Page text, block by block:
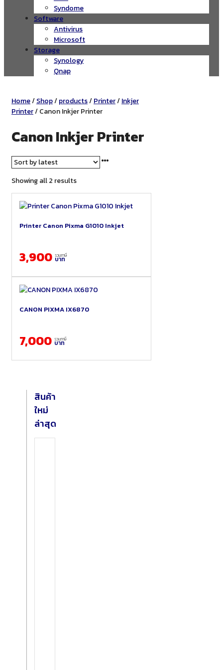
Syndome
Software
Antivirus
Microsoft
Storage
Synology
Qnap
Home/Shop/products/Printer/Inkjer
Printer/ Canon Inkjer Printer
Canon Inkjer Printer
Showing all 2 resultsSorted
by
latest
Printer Canon Pixma G1010 Inkjet
3,900 รวมภาษี
บาท
CANON PIXMA IX6870
7,000 รวมภาษี
บาท
สินค้า
ใหม่
ล่าสุด